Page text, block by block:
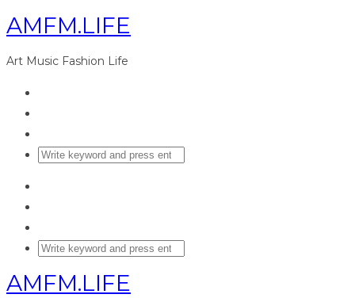
AMFM.LIFE
Art Music Fashion Life
AMFM.LIFE